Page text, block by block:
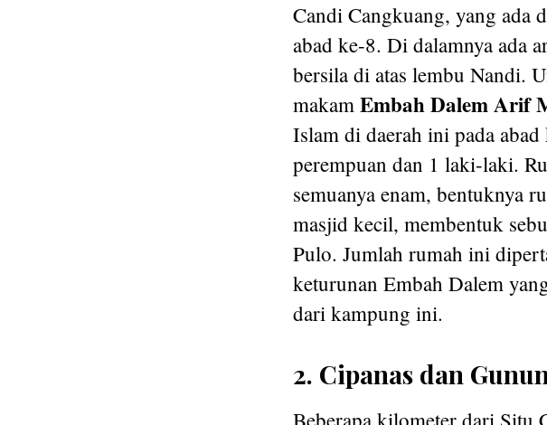
Candi Cangkuang, yang ada
abad ke-8. Di dalamnya ada
bersila di atas lembu Nandi.
makam Embah Dalem Arif
Islam di daerah ini pada
perempuan dan 1 laki-laki.
semuanya enam, bentuknya
masjid kecil, membentuk
Pulo. Jumlah rumah ini
keturunan Embah Dalem
dari kampung ini.
2. Cipanas dan